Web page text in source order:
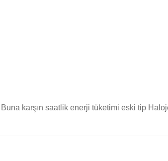
karşın saatlik enerji tüketimi eski tip